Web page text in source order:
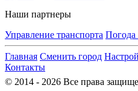
Наши партнеры
Управление транспорта Погода
Главная Сменить город
Контакты
© 2014 - 2026 Все права